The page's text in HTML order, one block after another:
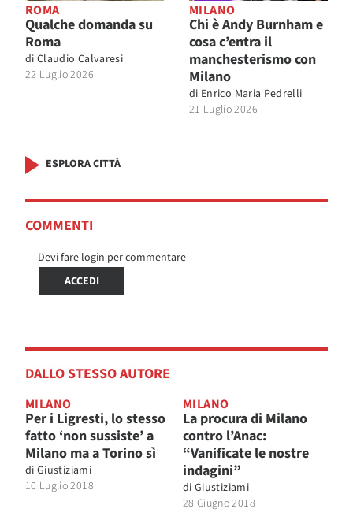
ROMA
Qualche domanda su
Roma
di Claudio Calvaresi
22 Luglio 2026
MILANO
Chi è Andy Burnham e
cosa c’entra il
manchesterismo con
Milano
di Enrico Maria Pedrelli
21 Luglio 2026
ESPLORA CITTÀ
COMMENTI
Devi fare login per commentare
ACCEDI
DALLO STESSO AUTORE
MILANO
Per i Ligresti, lo stesso
fatto ‘non sussiste’ a
Milano ma a Torino sì
di Giustiziami
10 Luglio 2018
MILANO
La procura di Milano
contro l’Anac:
“Vanificate le nostre
indagini”
di Giustiziami
28 Giugno 2018